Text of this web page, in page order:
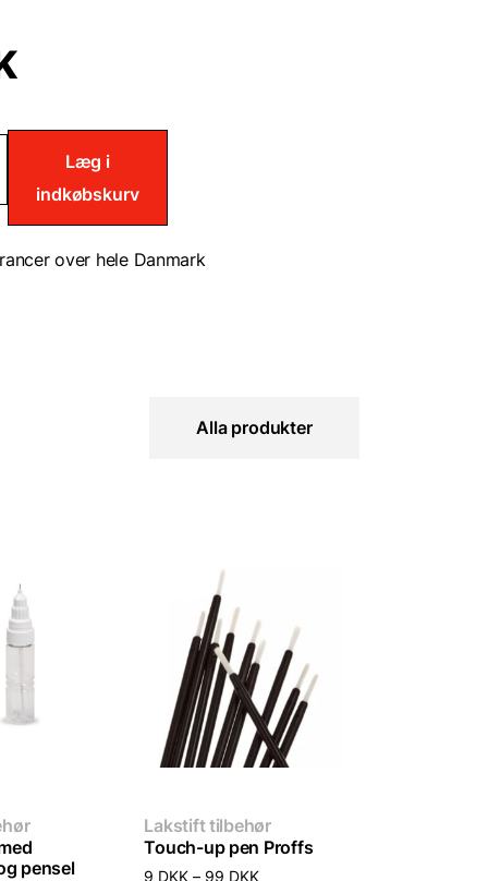
Læg i
indkøbskurv
over hele Danmark
Alla produkter
pensel
Lakstift tilbehør
Touch-up pen Proffs
9 DKK – 99 DKKPrisinterval: